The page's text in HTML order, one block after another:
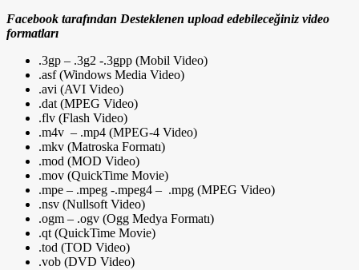
Facebook tarafından Desteklenen upload edebileceğiniz video
formatları
.3gp – .3g2 -.3gpp (Mobil Video)
.asf (Windows Media Video)
.avi (AVI Video)
.dat (MPEG Video)
.flv (Flash Video)
.m4v – .mp4 (MPEG-4 Video)
.mkv (Matroska Formatı)
.mod (MOD Video)
.mov (QuickTime Movie)
.mpe – .mpeg -.mpeg4 – .mpg (MPEG Video)
.nsv (Nullsoft Video)
.ogm – .ogv (Ogg Medya Formatı)
.qt (QuickTime Movie)
.tod (TOD Video)
.vob (DVD Video)